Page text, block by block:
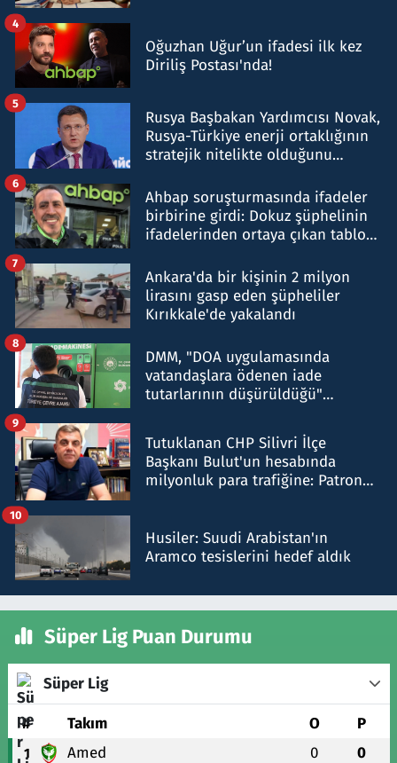
Oğuzhan Uğur’un ifadesi ilk kez
Diriliş Postası'nda!
4
Rusya Başbakan Yardımcısı Novak,
Rusya-Türkiye enerji ortaklığının
stratejik nitelikte olduğunu
5
Ahbap soruşturmasında ifadeler
birbirine girdi: Dokuz şüphelinin
ifadelerinden ortaya çıkan tablo
6
Ankara'da bir kişinin 2 milyon
lirasını gasp eden şüpheliler
Kırıkkale'de yakalandı
7
DMM, "DOA uygulamasında
vatandaşlara ödenen iade
tutarlarının düşürüldüğü"
8
Tutuklanan CHP Silivri İlçe
Başkanı Bulut'un hesabında
milyonluk para trafiğine: Patron
9
Husiler: Suudi Arabistan'ın
Aramco tesislerini hedef aldık
10
Süper Lig Puan Durumu
Süper Lig
# Takım O P
1 Amed 0 0